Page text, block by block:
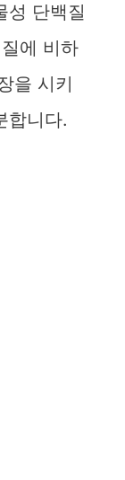
성 단백질
에 비하
을 시키
합니다.